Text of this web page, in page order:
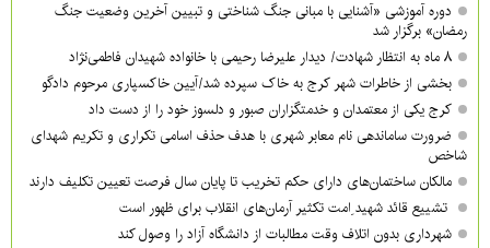
دوره آموزشی «آشنایی با مبانی جنگ شناختی و تبیین آخرین وضعیت جنگ
رمضان» برگزار شد
۸ ماه به انتظار شهادت/ دیدار علیرضا رحیمی با خانواده شهیدان فاطمی‌نژاد
بخشی از خاطرات شهر کرج به خاک سپرده شد/آیین خاکسپاری مرحوم دادگو
کرج یکی از معتمدان و خدمتگزاران صبور و دلسوز خود را از دست داد
ضرورت ساماندهی نام‌ معابر شهری با هدف حذف اسامی تکراری و تکریم شهدای
شاخص
مالکان ساختمان‌های دارای حکم تخریب تا پایان سال فرصت تعیین تکلیف دارند
تشییع قائد شهید ِامت تکثیر آرمان‌های انقلاب برای ظهور است
شهرداری بدون اتلاف وقت مطالبات از دانشگاه آزاد را وصول کند